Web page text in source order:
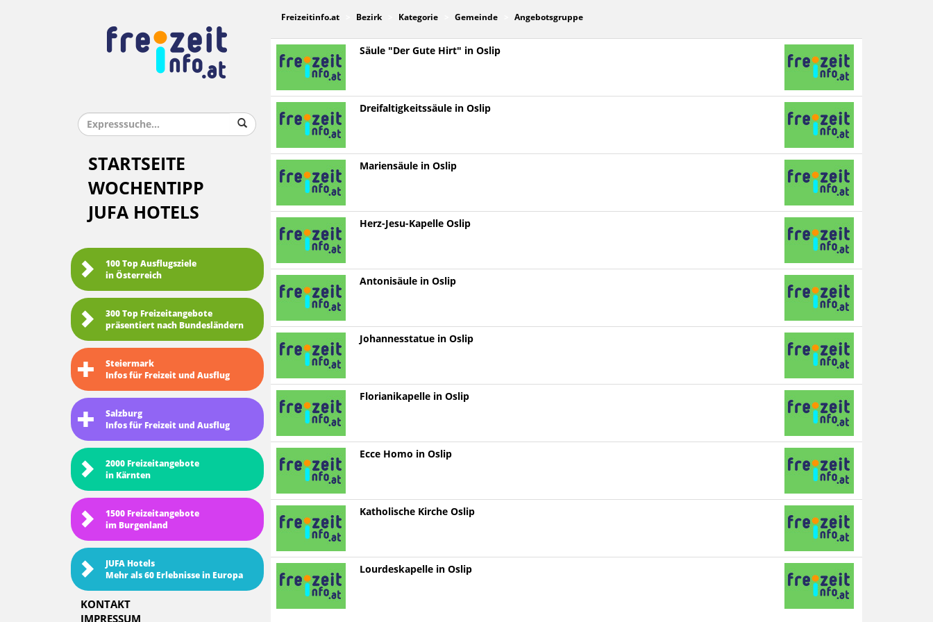
STARTSEITE
WOCHENTIPP
JUFA HOTELS
100 Top Ausflugsziele
in Österreich
300 Top Freizeitangebote
präsentiert nach Bundesländern
Steiermark
Infos für Freizeit und Ausflug
Salzburg
Infos für Freizeit und Ausflug
2000 Freizeitangebote
in Kärnten
1500 Freizeitangebote
im Burgenland
JUFA Hotels
Mehr als 60 Erlebnisse in Europa
KONTAKT
IMPRESSUM
Freizeitinfo.at Bezirk Kategorie Gemeinde Angebotsgruppe
Säule "Der Gute Hirt" in Oslip
Dreifaltigkeitssäule in Oslip
Mariensäule in Oslip
Herz-Jesu-Kapelle Oslip
Antonisäule in Oslip
Johannesstatue in Oslip
Florianikapelle in Oslip
Ecce Homo in Oslip
Katholische Kirche Oslip
Lourdeskapelle in Oslip